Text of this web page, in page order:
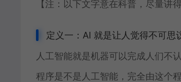
【注：以下文字意在科普，尽量
定义一：AI 就是让人觉得不可思
人工智能就是机器可以完成人们不
程序是不是人工智能，完全由这个